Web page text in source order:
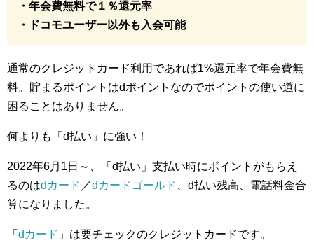
・年会費無料で１％還元率
・ドコモユーザー以外も入会可能
通常のクレジットカード利用であれば1%還元率で年会費無
料。貯まるポイントはdポイントなのでポイントの使い道に
困ることはありません。
何よりも「d払い」に強い！
2022年6月1日～、「d払い」支払い時にポイントがもらえ
るのはdカード ／dカードゴールド 、d払い残高、電話料金合
算になりました。
「 dカード 」は要チェックのクレジットカードです。